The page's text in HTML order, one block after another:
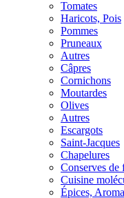
Tomates
Haricots, Pois
Pommes
Pruneaux
Autres
Câpres
Cornichons
Moutardes
Olives
Autres
Escargots
Saint-Jacques
Chapelures
Conserves de
Cuisine
Épices,